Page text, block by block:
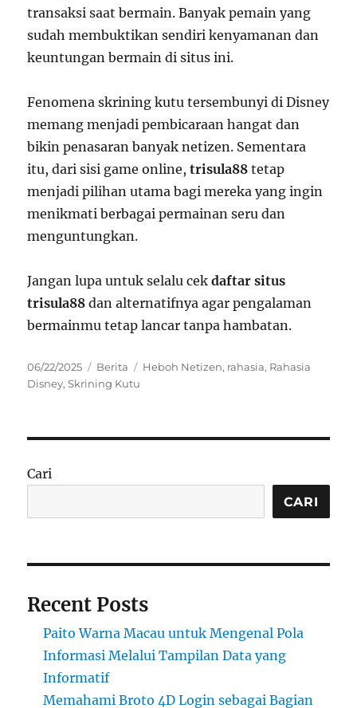
transaksi saat bermain. Banyak pemain yang
sudah membuktikan sendiri kenyamanan dan
keuntungan bermain di situs ini.
Fenomena skrining kutu tersembunyi di Disney
memang menjadi pembicaraan hangat dan
bikin penasaran banyak netizen. Sementara
itu, dari sisi game online,trisula88 tetap
menjadi pilihan utama bagi mereka yang ingin
menikmati berbagai permainan seru dan
menguntungkan.
Jangan lupa untuk selalu cekdaftar situs
trisula88 dan alternatifnya agar pengalaman
bermainmu tetap lancar tanpa hambatan.
Posted
on
06/22/2025 Categories
Berita Tags
Heboh Netizen, rahasia, Rahasia
Disney,Skrining Kutu
Cari
CARI
Recent Posts
Paito Warna Macau untuk Mengenal Pola
Informasi Melalui Tampilan Data yang
Informatif
Memahami Broto 4D Login sebagai Bagian